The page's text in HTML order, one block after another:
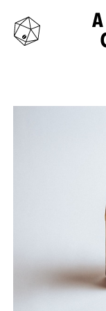
TAKE
MAIL